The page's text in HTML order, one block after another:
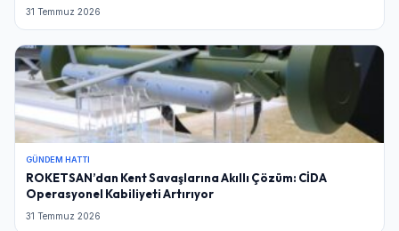
31 Temmuz 2026
GÜNDEM HATTI
ROKETSAN’dan Kent Savaşlarına Akıllı Çözüm: CİDA
Operasyonel Kabiliyeti Artırıyor
31 Temmuz 2026